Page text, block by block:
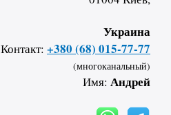
Украина
Контакт: +380 (68) 015-77-77
(многоканальный)
Имя: Андрей